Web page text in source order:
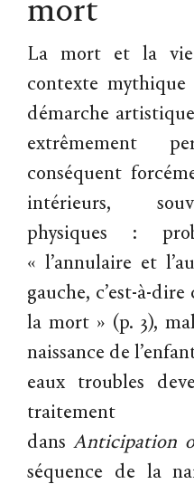
mort
La mort et la vie
contexte
démarche
extrêmement
conséquent
intérieurs,
physiques :
« l’annulaire et
gauche, c’est-à-
la mort » (p. 3),
naissance de
eaux troubles
dansAnticipation
séquence de la